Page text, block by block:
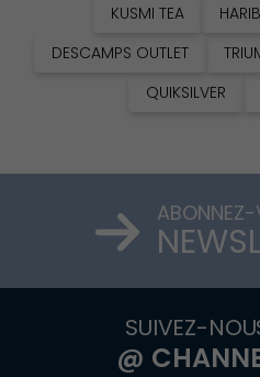
KUSMI TEA
DESCAMPS OUTLET
QUIKSILVER
SUIVEZ-
@